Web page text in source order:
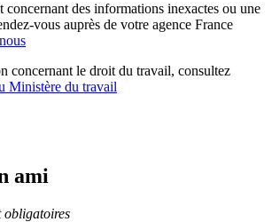
concernant des informations inexactes ou une
vous auprès de votre agence France
concernant le droit du travail, consultez
Ministère du travail
ami
obligatoires